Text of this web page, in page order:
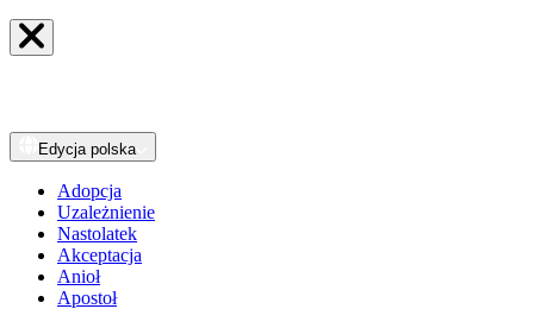
Edycja polska
Adopcja
Uzależnienie
Nastolatek
Akceptacja
Anioł
Apostoł